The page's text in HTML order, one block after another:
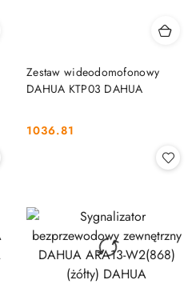
Zestaw wideodomofonowy
DAHUA KTP03 DAHUA
Cena:
1036.81